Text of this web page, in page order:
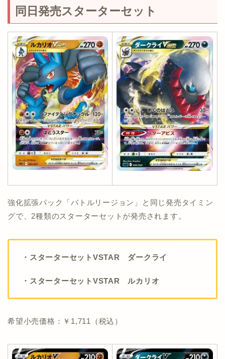
同日発売スターターセット
強化拡張パック「バトルリージョン」と同じ発売タイミン
グで、2種類のスターターセットが発売されます。
・スターターセットVSTAR ダークライ
・スターターセットVSTAR ルカリオ
希望小売価格：￥1,711（税込）